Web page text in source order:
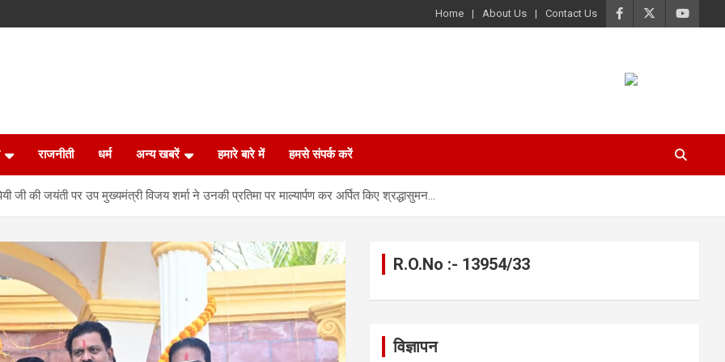
Home About Us Contact Us
राजनीती धर्म अन्य खबरें हमारे बारे में हमसे संपर्क करें
जी की जयंती पर उप मुख्यमंत्री विजय शर्मा ने उनकी प्रतिमा पर माल्यार्पण कर अर्पित किए श्रद्धासुमन…
R.O.No :- 13954/33
विज्ञापन